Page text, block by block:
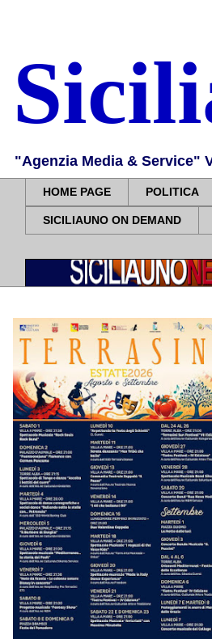
"Agenzia Media & Service"
HOME PAGE POLITICA
SICILIAUNO ON DEMAND